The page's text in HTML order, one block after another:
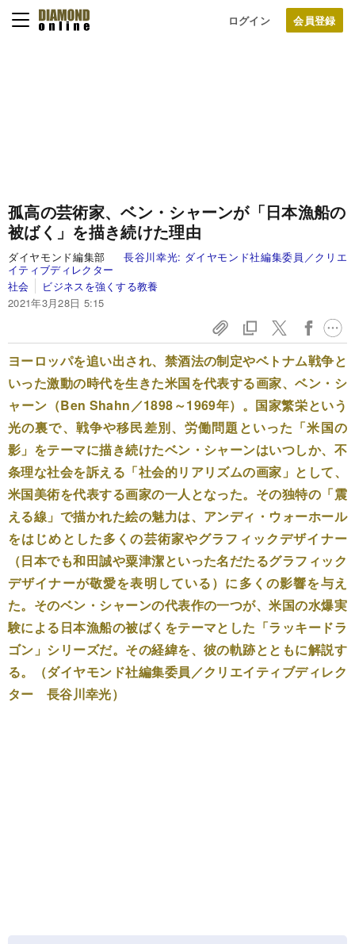
ログイン
孤高の芸術家、ベン・シャーンが「日本漁船の
被ばく」を描き続けた理由
ダイヤモンド編集部長谷川幸光: ダイヤモンド社編集委員／クリエ
イティブディレクター
社会
ビジネスを強くする教養
2021年3月28日 5:15
ヨーロッパを追い出され、禁酒法の制定やベトナム戦争と
いった激動の時代を生きた米国を代表する画家、ベン・シ
ャーン（Ben Shahn／1898～1969年）。国家繁栄という
光の裏で、戦争や移民差別、労働問題といった「米国の
影」をテーマに描き続けたベン・シャーンはいつしか、不
条理な社会を訴える「社会的リアリズムの画家」として、
米国美術を代表する画家の一人となった。その独特の「震
える線」で描かれた絵の魅力は、アンディ・ウォーホール
をはじめとした多くの芸術家やグラフィックデザイナー
（日本でも和田誠や粟津潔といった名だたるグラフィック
デザイナーが敬愛を表明している）に多くの影響を与え
た。そのベン・シャーンの代表作の一つが、米国の水爆実
験による日本漁船の被ばくをテーマとした「ラッキードラ
ゴン」シリーズだ。その経緯を、彼の軌跡とともに解説す
る。（ダイヤモンド社編集委員／クリエイティブディレク
ター 長谷川幸光）